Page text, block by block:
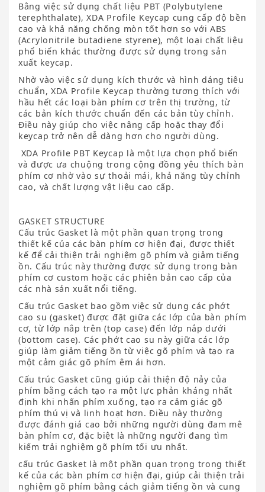
Bằng việc sử dụng chất liệu PBT (Polybutylene
terephthalate), XDA Profile Keycap cung cấp độ bền
cao và khả năng chống mòn tốt hơn so với ABS
(Acrylonitrile butadiene styrene), một loại chất liệu
phổ biến khác thường được sử dụng trong sản
xuất keycap.
Nhờ vào việc sử dụng kích thước và hình dáng tiêu
chuẩn, XDA Profile Keycap thường tương thích với
hầu hết các loại bàn phím cơ trên thị trường, từ
các bản kích thước chuẩn đến các bản tùy chỉnh.
Điều này giúp cho việc nâng cấp hoặc thay đổi
keycap trở nên dễ dàng hơn cho người dùng.
XDA Profile PBT Keycap là một lựa chọn phổ biến
và được ưa chuộng trong cộng đồng yêu thích bàn
phím cơ nhờ vào sự thoải mái, khả năng tùy chỉnh
cao, và chất lượng vật liệu cao cấp.
GASKET STRUCTURE
Cấu trúc Gasket là một phần quan trọng trong
thiết kế của các bàn phím cơ hiện đại, được thiết
kế để cải thiện trải nghiệm gõ phím và giảm tiếng
ồn. Cấu trúc này thường được sử dụng trong bàn
phím cơ custom hoặc các phiên bản cao cấp của
các nhà sản xuất nổi tiếng.
Cấu trúc Gasket bao gồm việc sử dụng các phớt
cao su (gasket) được đặt giữa các lớp của bàn phím
cơ, từ lớp nắp trên (top case) đến lớp nắp dưới
(bottom case). Các phớt cao su này giữa các lớp
giúp làm giảm tiếng ồn từ việc gõ phím và tạo ra
một cảm giác gõ phím êm ái hơn.
Cấu trúc Gasket cũng giúp cải thiện độ nảy của
phím bằng cách tạo ra một lực phản kháng nhất
định khi nhấn phím xuống, tạo ra cảm giác gõ
phím thú vị và linh hoạt hơn. Điều này thường
được đánh giá cao bởi những người dùng đam mê
bàn phím cơ, đặc biệt là những người đang tìm
kiếm trải nghiệm gõ phím tối ưu nhất.
cấu trúc Gasket là một phần quan trọng trong thiết
kế của các bàn phím cơ hiện đại, giúp cải thiện trải
nghiệm gõ phím bằng cách giảm tiếng ồn và cung